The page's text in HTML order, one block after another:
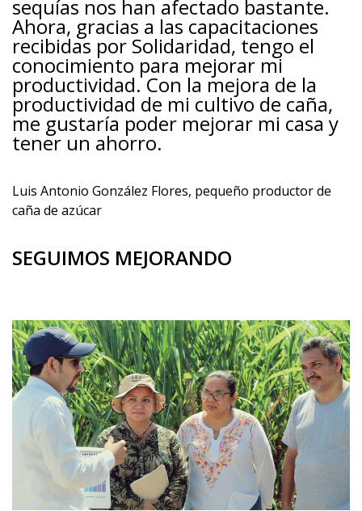
sequías nos han afectado bastante.
Ahora, gracias a las capacitaciones
recibidas por Solidaridad, tengo el
conocimiento para mejorar mi
productividad. Con la mejora de la
productividad de mi cultivo de caña,
me gustaría poder mejorar mi casa y
tener un ahorro.
Luis Antonio González Flores, pequeño productor de
caña de azúcar
SEGUIMOS MEJORANDO